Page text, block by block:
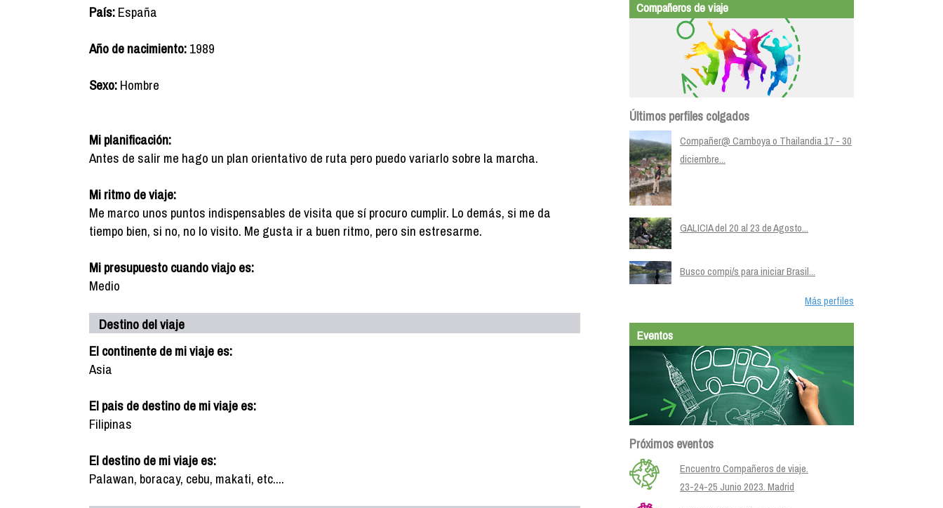
País:España
Año de nacimiento:1989
Sexo:Hombre
Mi planificación:
Antes de salir me hago un plan orientativo de ruta pero puedo variarlo sobre la marcha.
Mi ritmo de viaje:
Me marco unos puntos indispensables de visita que sí procuro cumplir. Lo demás, si me da
tiempo bien, si no, no lo visito. Me gusta ir a buen ritmo, pero sin estresarme.
Mi presupuesto cuando viajo es:
Medio
Destino del viaje
El continente de mi viaje es:
Asia
El pais de destino de mi viaje es:
Filipinas
El destino de mi viaje es:
Palawan, boracay, cebu, makati, etc....
Compañeros de viaje
Últimos perfiles colgados
Compañer@ Camboya o Thailandia 17 - 30
diciembre...
GALICIA del 20 al 23 de Agosto...
Busco compi/s para iniciar Brasil...
Más perfiles
Eventos
Próximos eventos
Encuentro Compañeros de viaje.
23-24-25 Junio 2023. Madrid